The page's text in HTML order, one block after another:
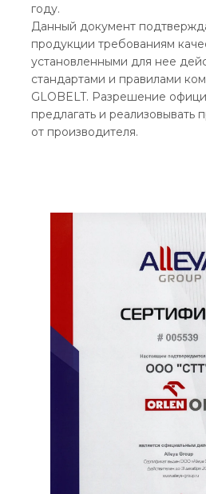
году.
Данный документ
продукции требованиям
установленными для нее
стандартами и правилами
GLOBELT. Разрешение
предлагать и
от производителя.